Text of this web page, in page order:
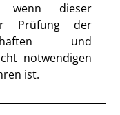
wenn dieser
Prüfung der
und
notwendigen
ist.